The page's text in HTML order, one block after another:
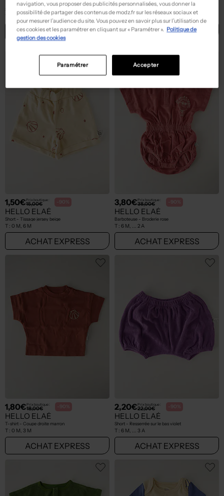
Short - Stretch marron
0 M
ACHAT EXPRESS
Body lingerie - Coupe droite marron
T :0 M, 3 M
ACHAT EXPRESS
1,50€Prix boutique :
15,00€ -90%
HELLO ELAÉ
Short - Tissage jersey beige
T : 0 M, 6 M
ACHAT EXPRESS
3,80€Prix boutique :
38,00€ -90%
HELLO ELAÉ
Barboteuse - Broderie rose
T : 6 M, ... 2 A
ACHAT EXPRESS
1,80€Prix boutique :
18,00€ -90%
HELLO ELAÉ
T-shirt - Coupe droite marron
T : 0 M, 3 M
ACHAT EXPRESS
2,20€Prix boutique :
22,00€ -90%
HELLO ELAÉ
Short - Resserrée sur le bas violet
T : 6 M, ... 3 A
ACHAT EXPRESS
navigation, vous proposer des publicités personnalisées, vous donner la
possibilité de partager des contenus de modz.fr sur les réseaux sociaux et
pour mesurer l’audience du site. Vous pouvez en savoir plus sur l’utilisation de
ces cookies et les paramétrer en cliquant sur « Paramétrer ». Politique de
gestion des cookies
Accepter
Paramétrer